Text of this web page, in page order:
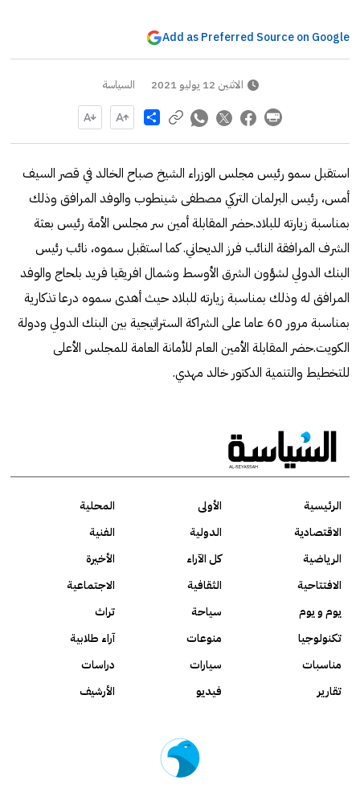
Add as Preferred Source on Google
الاثنين 12 يوليو 2021 السياسة
Share
استقبل سمو رئيس مجلس الوزراء الشيخ صباح الخالد في قصر السيف
أمس، رئيس البرلمان التركي مصطفى شينطوب والوفد المرافق وذلك
بمناسبة زيارته للبلاد.حضر المقابلة أمين سر مجلس الأمة رئيس بعثة
الشرف المرافقة النائب فرز الديحاني. كما استقبل سموه، نائب رئيس
البنك الدولي لشؤون الشرق الأوسط وشمال افريقيا فريد بلحاج والوفد
المرافق له وذلك بمناسبة زيارته للبلاد حيث أهدى سموه درعا تذكارية
بمناسبة مرور 60 عاما على الشراكة الستراتيجية بين البنك الدولي ودولة
الكويت.حضر المقابلة الأمين العام للأمانة العامة للمجلس الأعلى
للتخطيط والتنمية الدكتور خالد مهدي.
الرئيسية الأولى
المحلية
الاقتصادية
الدولية
الفنية
الرياضية
كل الآراء
الأخيرة
الافتتاحية
الثقافية
الاجتماعية
يوم و يوم
سياحة
تراث
تكنولوجيا
منوعات
آراء طلابية
مناسبات
سيارات
دراسات
تقارير
فيديو الأرشيف